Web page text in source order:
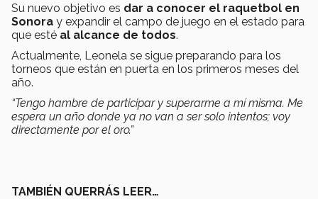
Su nuevo objetivo es dar a conocer el raquetbol en
Sonora y expandir el campo de juego en el estado para
que esté al alcance de todos.
Actualmente, Leonela se sigue preparando para los
torneos que están en puerta en los primeros meses del
año.
“Tengo hambre de participar y superarme a mí misma. Me
espera un año donde ya no van a ser solo intentos; voy
directamente por el oro.”
TAMBIÉN QUERRÁS LEER…